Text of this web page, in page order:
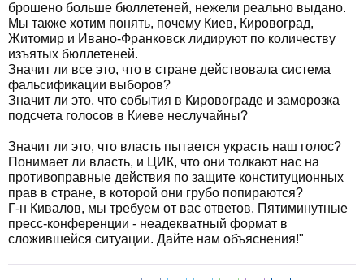
брошено больше бюллетеней, нежели реально выдано.
Мы также хотим понять, почему Киев, Кировоград,
Житомир и Ивано-Франковск лидируют по количеству
изъятых бюллетеней.
Значит ли все это, что в стране действовала система
фальсификации выборов?
Значит ли это, что события в Кировограде и заморозка
подсчета голосов в Киеве неслучайны?
Значит ли это, что власть пытается украсть наш голос?
Понимает ли власть, и ЦИК, что они толкают нас на
противоправные действия по защите конституционных
прав в стране, в которой они грубо попираются?
Г-н Кивалов, мы требуем от вас ответов. Пятиминутные
пресс-конференции - неадекватный формат в
сложившейся ситуации. Дайте нам объяснения!"